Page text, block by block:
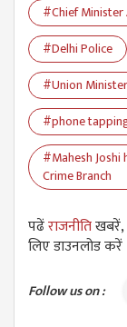
#Chief
#Delhi Police
#Union
#phone
#Mahesh
Crime Branch
पढेंराजनीतिखबरें,
लिए डाउनलोड
Follow us on :